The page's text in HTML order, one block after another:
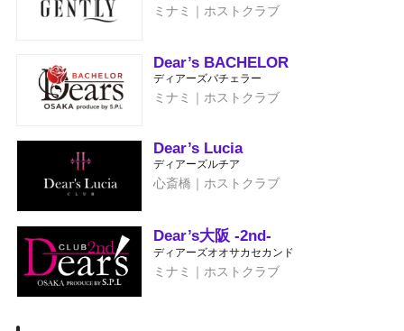
ミナミ｜ホストクラブ
Dear’s BACHELOR
ディアーズバチェラー
ミナミ｜ホストクラブ
Dear’s Lucia
ディアーズルチア
心斎橋｜ホストクラブ
Dear’s大阪 -2nd-
ディアーズオオサカセカンド
ミナミ｜ホストクラブ